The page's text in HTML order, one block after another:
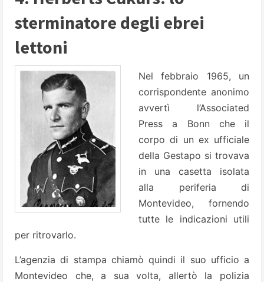
sterminatore degli ebrei
lettoni
Nel febbraio 1965, un
corrispondente anonimo
avvertì l’Associated
Press a Bonn che il
corpo di un ex ufficiale
della Gestapo si trovava
in una casetta isolata
alla periferia di
Montevideo, fornendo
tutte le indicazioni utili
per ritrovarlo.
L’agenzia di stampa chiamò quindi il suo ufficio a
Montevideo che, a sua volta, allertò la polizia